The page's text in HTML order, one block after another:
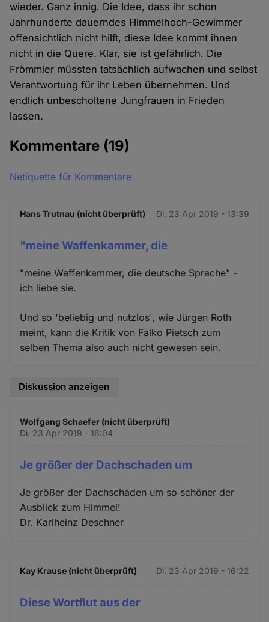
wieder. Ganz innig. Die Idee, dass ihr schon
Jahrhunderte dauerndes Himmelhoch-Gewimmer
offensichtlich nicht hilft, diese Idee kommt ihnen
nicht in die Quere. Klar, sie ist gefährlich. Die
Frömmler müssten tatsächlich aufwachen und selbst
Verantwortung für ihr Leben übernehmen. Und
endlich unbescholtene Jungfrauen in Frieden
lassen.
Kommentare (19)
Netiquette für Kommentare
Hans Trutnau (nicht überprüft) Di. 23 Apr 2019 - 13:39
"meine Waffenkammer, die
"meine Waffenkammer, die deutsche Sprache" -
ich liebe sie.
Und so 'beliebig und nutzlos', wie Jürgen Roth
meint, kann die Kritik von Falko Pietsch zum
selben Thema also auch nicht gewesen sein.
Diskussion anzeigen
Wolfgang Schaefer (nicht überprüft)
Di. 23 Apr 2019 - 16:04
Je größer der Dachschaden um
Je größer der Dachschaden um so schöner der
Ausblick zum Himmel!
Dr. Karlheinz Deschner
Kay Krause (nicht überprüft) Di. 23 Apr 2019 - 16:22
Diese Wortflut aus der